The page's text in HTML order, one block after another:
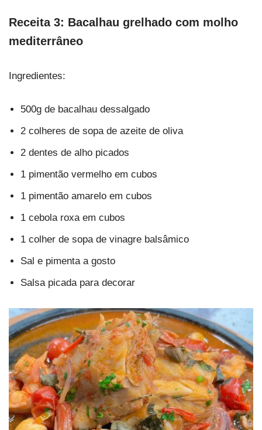
Receita 3: Bacalhau grelhado com molho
mediterrâneo
Ingredientes:
500g de bacalhau dessalgado
2 colheres de sopa de azeite de oliva
2 dentes de alho picados
1 pimentão vermelho em cubos
1 pimentão amarelo em cubos
1 cebola roxa em cubos
1 colher de sopa de vinagre balsâmico
Sal e pimenta a gosto
Salsa picada para decorar